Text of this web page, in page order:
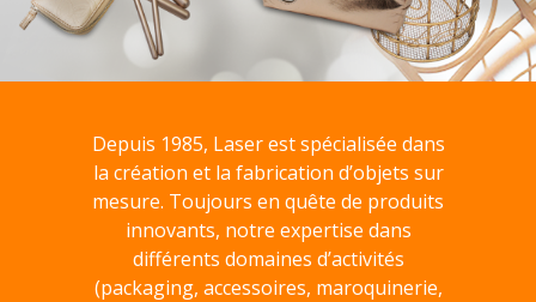
Depuis 1985, Laser est spécialisée dans
la création et la fabrication d’objets sur
mesure. Toujours en quête de produits
innovants, notre expertise dans
différents domaines d’activités
(packaging, accessoires, maroquinerie,